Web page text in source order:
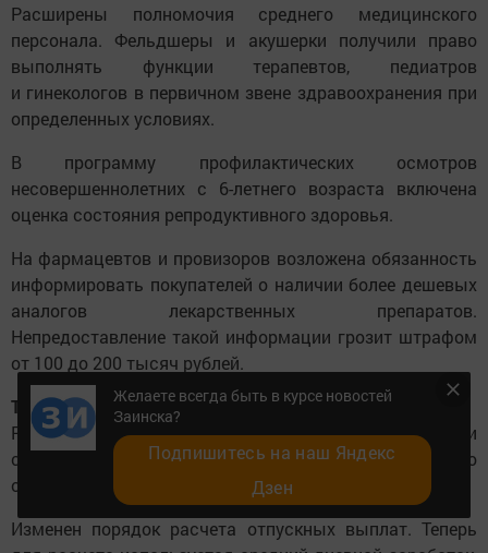
Расширены полномочия среднего медицинского
персонала. Фельдшеры и акушерки получили право
выполнять функции терапевтов, педиатров
и гинекологов в первичном звене здравоохранения при
определенных условиях.
В программу профилактических осмотров
несовершеннолетних с 6-летнего возраста включена
оценка состояния репродуктивного здоровья.
На фармацевтов и провизоров возложена обязанность
информировать покупателей о наличии более дешевых
аналогов лекарственных препаратов.
Непредоставление такой информации грозит штрафом
от 100 до 200 тысяч рублей.
Трудовые отношения
Работодателям запрещено сокращать размер премии
сотруднику более чем на 20% от его установленного
оклада (тарифной ставки).
Изменен порядок расчета отпускных выплат. Теперь
Желаете всегда быть в курсе новостей
Заинска?
Подпишитесь на наш Яндекс
Дзен